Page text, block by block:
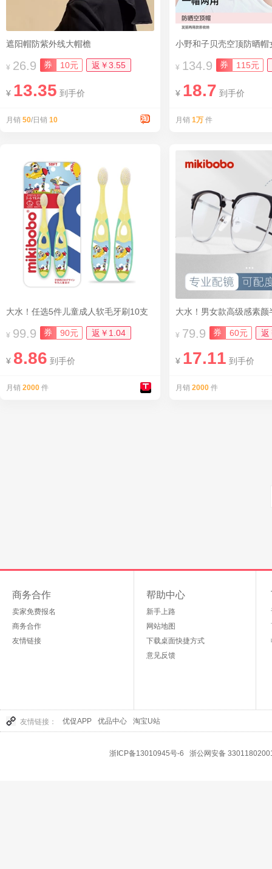
遮阳帽防紫外线大帽檐
¥ 26.9 券 10元 返￥3.55
¥ 13.35 到手价
月销 50/日销 10
小野和子贝壳空顶防晒帽
¥ 134.9 券 115元
¥ 18.7 到手价
月销 1万 件
大水！任选5件儿童成人软毛牙刷10支
¥ 99.9 券 90元 返￥1.04
¥ 8.86 到手价
月销 2000 件
大水！男女款高级感素颜
¥ 79.9 券 60元 返
¥ 17.11 到手价
月销 2000 件
商务合作
卖家免费报名
商务合作
友情链接
帮助中心
新手上路
网站地图
下载桌面快捷方式
意见反馈
友情链接： 优促APP 优品中心 淘宝U站
浙ICP备13010945号-6 浙公网安备